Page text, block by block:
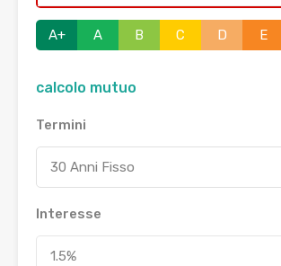
A+ A B C D E
calcolo mutuo
Termini
30 Anni Fisso
Interesse